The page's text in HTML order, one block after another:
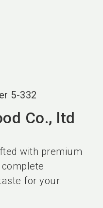
5-332
Co., ltd
with premium
for your